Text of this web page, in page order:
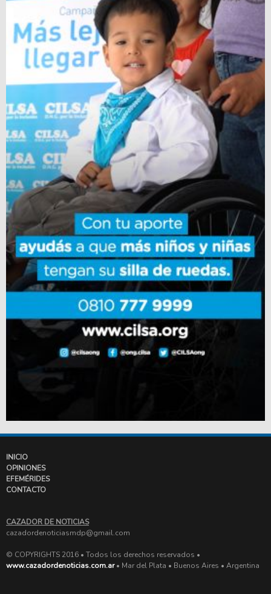
INICIO
OPINIONES
EFEMÉRIDES
CONTACTO
CAZADOR DE NOTICIAS
cazadordenoticiasmdp@gmail.com
© COPYRIGHTS 2016 • Todos los derechos reservados •
www.cazadordenoticias.com.ar• Mar del Plata • Buenos Aires • Argentina